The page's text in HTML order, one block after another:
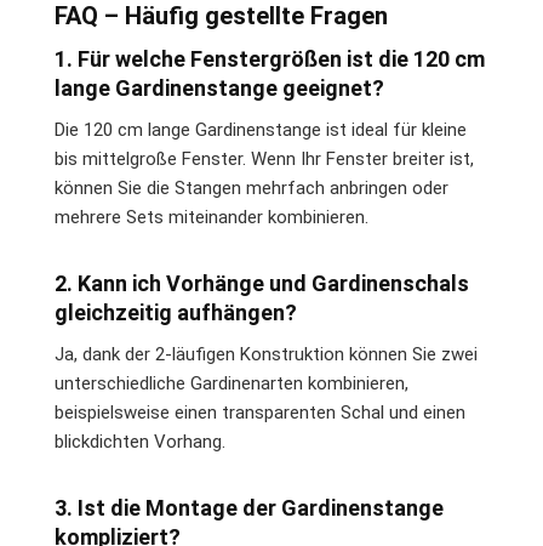
FAQ – Häufig gestellte Fragen
1. Für welche Fenstergrößen ist die 120 cm
lange Gardinenstange geeignet?
Die 120 cm lange Gardinenstange ist ideal für kleine
bis mittelgroße Fenster. Wenn Ihr Fenster breiter ist,
können Sie die Stangen mehrfach anbringen oder
mehrere Sets miteinander kombinieren.
2. Kann ich Vorhänge und Gardinenschals
gleichzeitig aufhängen?
Ja, dank der 2-läufigen Konstruktion können Sie zwei
unterschiedliche Gardinenarten kombinieren,
beispielsweise einen transparenten Schal und einen
blickdichten Vorhang.
3. Ist die Montage der Gardinenstange
kompliziert?